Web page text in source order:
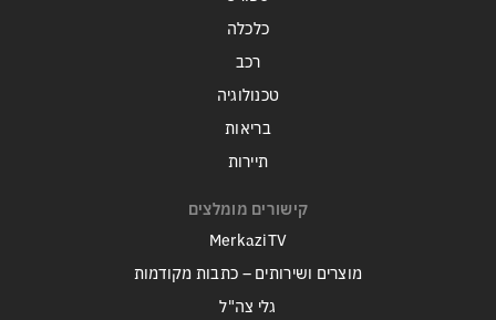
כלכלה
רכב
טכנולוגיה
בריאות
תיירות
קישורים מומלצים
MerkaziTV
מוצרים ושירותים – כתבות מקודמות
גלי צה"ל